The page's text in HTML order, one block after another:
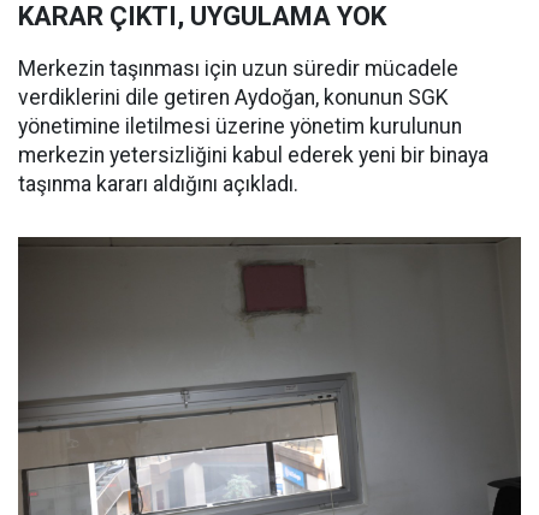
KARAR ÇIKTI, UYGULAMA YOK
Merkezin taşınması için uzun süredir mücadele
verdiklerini dile getiren Aydoğan, konunun SGK
yönetimine iletilmesi üzerine yönetim kurulunun
merkezin yetersizliğini kabul ederek yeni bir binaya
taşınma kararı aldığını açıkladı.